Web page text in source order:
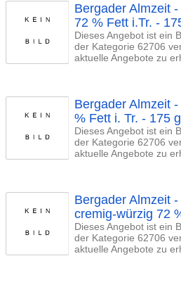
Bergader Almzeit
72 % Fett i.Tr. -
Dieses Angebot ist ein
der Kategorie 62706
aktuelle Angebote zu
Bergader Almzeit
% Fett i. Tr. - 175 g
Dieses Angebot ist ein
der Kategorie 62706
aktuelle Angebote zu
Bergader Almzeit
cremig-würzig 72
Dieses Angebot ist ein
der Kategorie 62706
aktuelle Angebote zu